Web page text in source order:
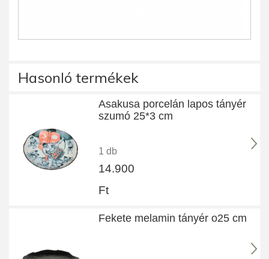
Hasonló termékek
Asakusa porcelán lapos tányér
szumó 25*3 cm
1 db
14.900
Ft
Fekete melamin tányér o25 cm